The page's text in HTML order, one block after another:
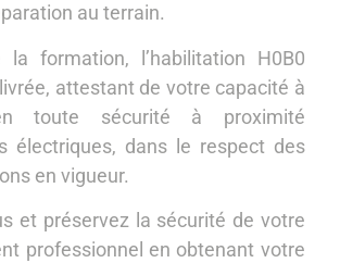
au terrain.
la formation, l’habilitation H0B0
attestant de votre capacité à
toute sécurité à proximité
électriques, dans le respect des
en vigueur.
et préservez la sécurité de votre
professionnel en obtenant votre